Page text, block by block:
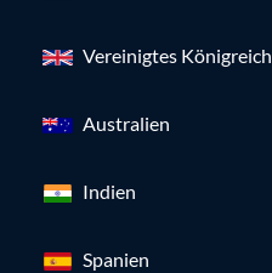
Vereinigtes Königreich
Australien
Indien
Spanien